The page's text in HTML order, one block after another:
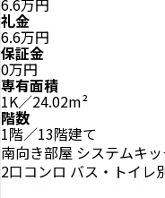
6.6万円
礼金
6.6万円
保証金
0万円
専有面積
1K／24.02m²
階数
1階／13階建て
南向き部屋 システムキ
2口コンロ バス・トイレ